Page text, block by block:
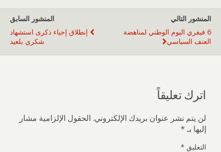
المنشور السابق
إنطلاق إحياء ذكرى استشهاد
شكري بلعيد
المنشور التالي
6 فيفري اليوم الوطني لمناهضة
العنف السياسي
اترك تعليقاً
لن يتم نشر عنوان بريدك الإلكتروني. الحقول الإلزامية مشار
إليها بـ*
التعليق *